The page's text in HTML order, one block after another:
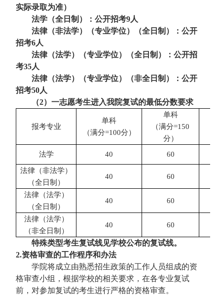
实际录取为准）
法学（全日制）：公开招考9人
法律（非法学）（专业学位）（全日制）：公开
招考6人
法律（法学）（专业学位）（全日制）：公开招
考35人
法律（法学）（专业学位）（非全日制）：公开
招考50人
（2）一志愿考生进入我院复试的最低分数要求
报考专业
单科
（满分=100分）
单科
（满分=150
分）
法学 40 60
法律（非法学）
（全日制）
40 60
法律（法学）
（全日制）
40 60
法律（法学）
（非全日制）
40 60
特殊类型考生复试线见学校公布的复试线。
2.资格审查的工作程序和办法
学院将成立由熟悉招生政策的工作人员组成的资
格审查小组，根据学校的相关要求，在各专业复试
前，对参加复试的考生进行严格的资格审查。